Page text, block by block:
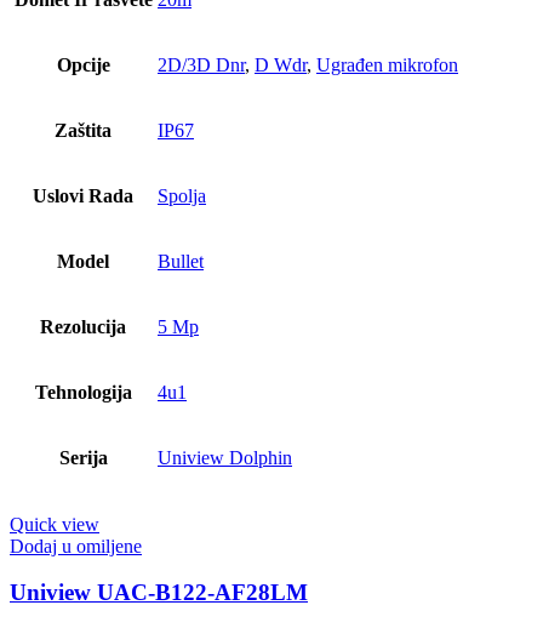
Opcije 2D/3D Dnr, D Wdr, Ugrađen mikrofon
Zaštita IP67
Uslovi Rada Spolja
Model Bullet
Rezolucija 5 Mp
Tehnologija 4u1
Serija Uniview Dolphin
Quick view
Dodaj u omiljene
Uniview UAC-B122-AF28LM